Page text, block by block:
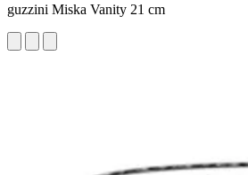
guzzini Miska Vanity 21 cm